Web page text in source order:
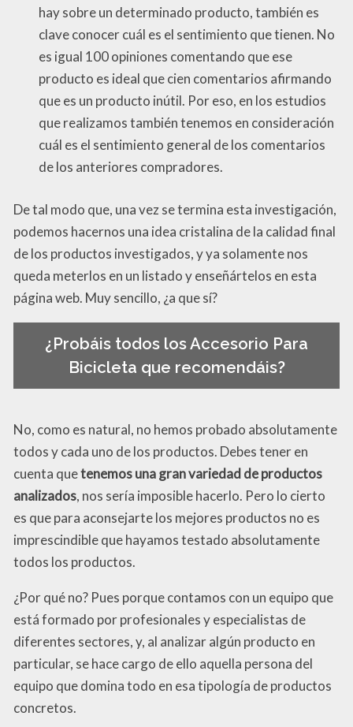
hay sobre un determinado producto, también es
clave conocer cuál es el sentimiento que tienen. No
es igual 100 opiniones comentando que ese
producto es ideal que cien comentarios afirmando
que es un producto inútil. Por eso, en los estudios
que realizamos también tenemos en consideración
cuál es el sentimiento general de los comentarios
de los anteriores compradores.
De tal modo que, una vez se termina esta investigación,
podemos hacernos una idea cristalina de la calidad final
de los productos investigados, y ya solamente nos
queda meterlos en un listado y enseñártelos en esta
página web. Muy sencillo, ¿a que sí?
¿Probáis todos los Accesorio Para
Bicicleta que recomendáis?
No, como es natural, no hemos probado absolutamente
todos y cada uno de los productos. Debes tener en
cuenta quetenemos una gran variedad de productos
analizados, nos sería imposible hacerlo. Pero lo cierto
es que para aconsejarte los mejores productos no es
imprescindible que hayamos testado absolutamente
todos los productos.
¿Por qué no? Pues porque contamos con un equipo que
está formado por profesionales y especialistas de
diferentes sectores, y, al analizar algún producto en
particular, se hace cargo de ello aquella persona del
equipo que domina todo en esa tipología de productos
concretos.